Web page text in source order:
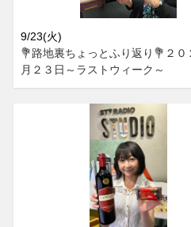
9/23(火)
💐路地裏ちょっとふり返り💐２０
月２３日～ラストウィーク～